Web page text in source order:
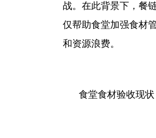
战。在此背景下，餐
仅帮助食堂加强食材
和资源浪费。
食堂食材验收现状